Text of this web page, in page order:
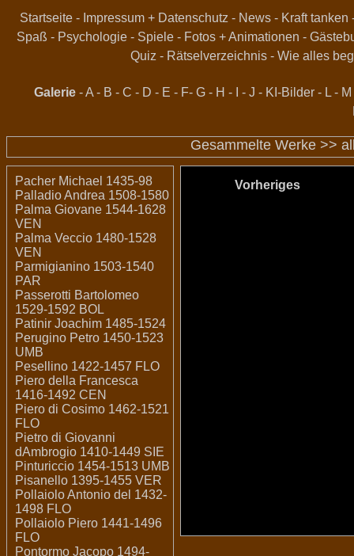
Startseite- Impressum + Datenschutz - News- Kraft tanken
Spaß - Psychologie- Spiele- Fotos + Animationen -
Quiz - Rätselverzeichnis - Wie alles
Galerie -A - B - C - D - E - F- G - H - - J - KI-Bilder - L - M
Gesammelte Werke >>
Pacher Michael 1435-98
Palladio Andrea 1508-1580
Palma Giovane 1544-1628
VEN
Palma Veccio 1480-1528
VEN
Parmigianino 1503-1540
PAR
Passerotti Bartolomeo
1529-1592 BOL
Patinir Joachim 1485-1524
Perugino Petro 1450-1523
UMB
Pesellino 1422-1457 FLO
Piero della Francesca
1416-1492 CEN
Piero di Cosimo 1462-1521
FLO
Pietro di Giovanni
dAmbrogio 1410-1449 SIE
Pinturiccio 1454-1513 UMB
Pisanello 1395-1455 VER
Pollaiolo Antonio del 1432-
1498 FLO
Pollaiolo Piero 1441-1496
FLO
Pontormo Jacopo 1494-
Vorheriges